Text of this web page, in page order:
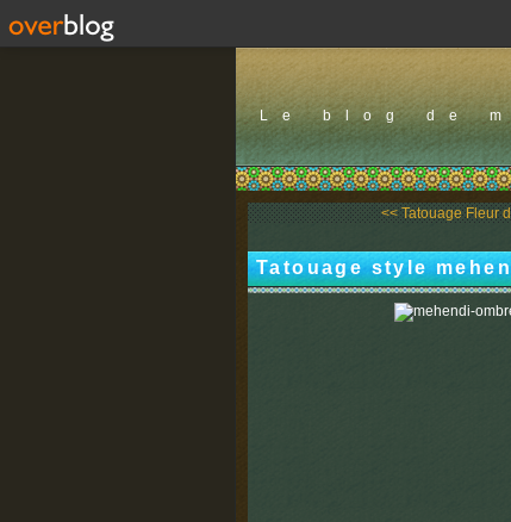
Le blog de
<< Tatouage Fleur
Tatouage style